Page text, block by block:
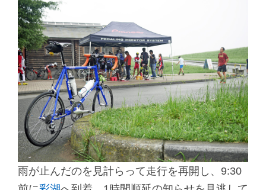
雨が止んだのを見計らって走行を再開し、9:30